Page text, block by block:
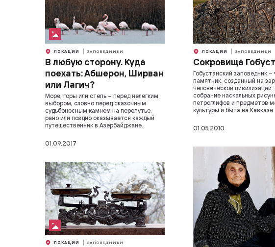
ЛОКАЦИИ ЗАПОВЕДНИКИ
В любую сторону. Куда
поехать: Абшерон, Ширван
или Лагич?
Море, горы или степь – перед нелегким
выбором, словно перед сказочным
судьбоносным камнем на перепутье,
рано или поздно оказывается каждый
путешественник в Азербайджане.
01.09.2017
ЛОКАЦИИ ЗАПОВЕДНИКИ
Сокровища
Гобустанский заповедник –
памятник, созданный на
человеческой
собрание наскальных
петроглифов и предметов
культуры и быта на Кавказе.
01.05.2010
ЛОКАЦИИ ЗАПОВЕДНИКИ